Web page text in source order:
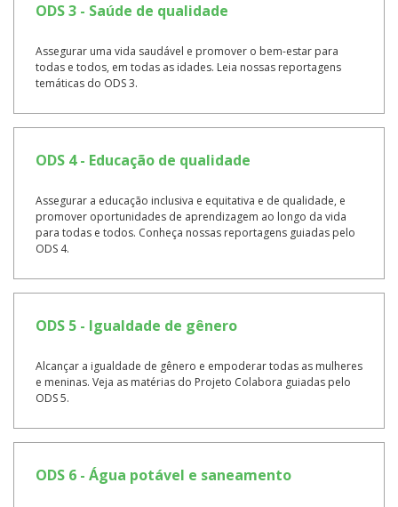
ODS 3 - Saúde de qualidade
Assegurar uma vida saudável e promover o bem-estar para
todas e todos, em todas as idades. Leia nossas reportagens
temáticas do ODS 3.
ODS 4 - Educação de qualidade
Assegurar a educação inclusiva e equitativa e de qualidade, e
promover oportunidades de aprendizagem ao longo da vida
para todas e todos. Conheça nossas reportagens guiadas pelo
ODS 4.
ODS 5 - Igualdade de gênero
Alcançar a igualdade de gênero e empoderar todas as mulheres
e meninas. Veja as matérias do Projeto Colabora guiadas pelo
ODS 5.
ODS 6 - Água potável e saneamento